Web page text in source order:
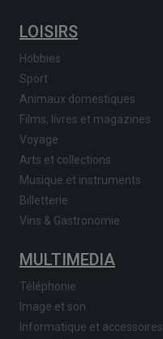
LOISIRS
Hobbies
Sport
Animaux domestiques
Films, livres et magazines
Voyage
Arts et collections
Musique et instruments
Billetterie
Vins & Gastronomie
MULTIMEDIA
Téléphonie
Image et son
Informatique et accessoires